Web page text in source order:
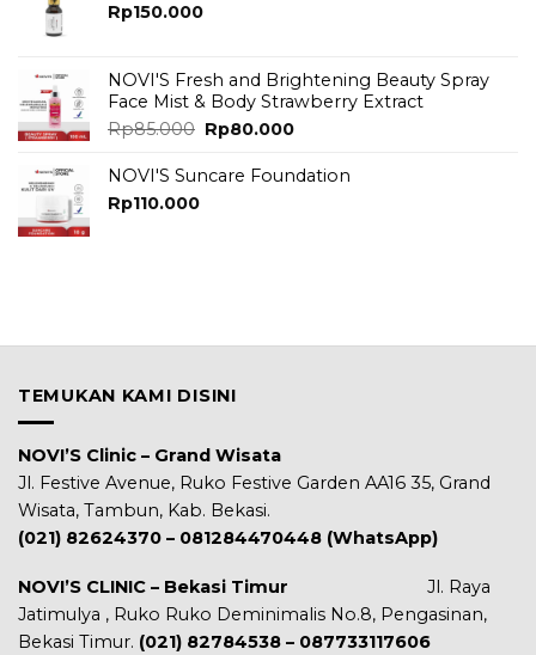
Rp150.000
NOVI'S Fresh and Brightening Beauty Spray
Face Mist & Body Strawberry Extract
Rp85.000 Original
was:
Rp80.000Current
is:
NOVI'S Suncare Foundation
Rp110.000
TEMUKAN KAMI DISINI
NOVI’S Clinic – Grand Wisata
Jl. Festive Avenue, Ruko Festive Garden AA16 35, Grand
Wisata, Tambun, Kab. Bekasi.
(021) 82624370 – 081284470448 (WhatsApp)
NOVI’S CLINIC – Bekasi Timur Jl. Raya
Jatimulya , Ruko Ruko Deminimalis No.8, Pengasinan,
Bekasi Timur. (021) 82784538 – 087733117606